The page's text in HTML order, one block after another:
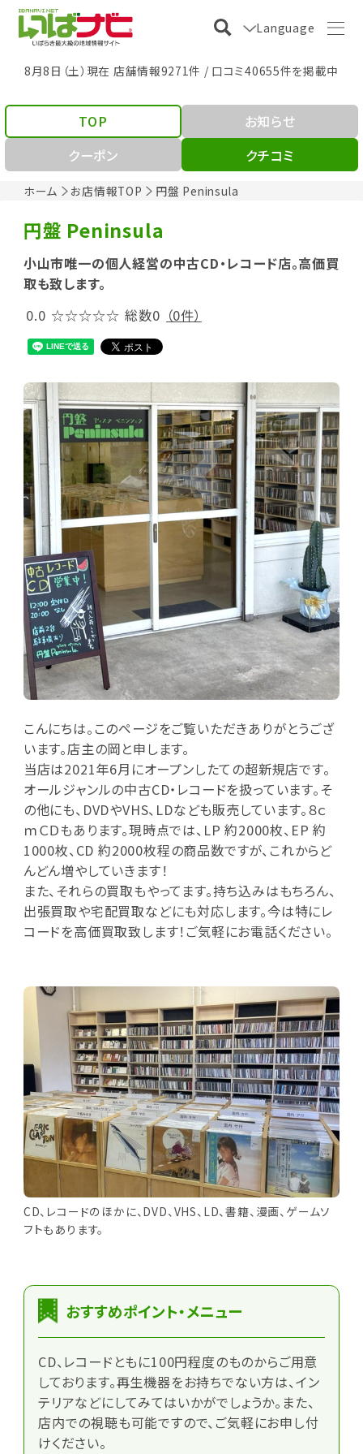
Language
8月8日（土）現在 店舗情報9271件 / 口コミ40655件を掲載中
ホーム お店情報TOP 円盤 Peninsula
TOP
お知らせ
クーポン
クチコミ
円盤 Peninsula
小山市唯一の個人経営の中古CD・レコード店。高価買
取も致します。
0.0 ☆☆☆☆☆ 総数0 （0件）
こんにちは。このページをご覧いただきありがとうござ
います。店主の岡と申します。
当店は2021年6月にオープンしたての超新規店です。
オールジャンルの中古CD・レコードを扱っています。そ
の他にも、DVDやVHS、LDなども販売しています。８ｃ
ｍＣＤもあります。現時点では、LP 約2000枚、EP 約
1000枚、CD 約2000枚程の商品数ですが、これからど
んどん増やしていきます！
また、それらの買取もやってます。持ち込みはもちろん、
出張買取や宅配買取などにも対応します。今は特にレ
コードを高価買取致します！ご気軽にお電話ください。
CD、レコードのほかに、DVD、VHS、LD、書籍、漫画、ゲームソ
フトもあります。
おすすめポイント・メニュー
CD、レコードともに100円程度のものからご用意
しております。再生機器をお持ちでない方は、イン
テリアなどにしてみてはいかがでしょうか。また、
店内での視聴も可能ですので、ご気軽にお申し付
けください。